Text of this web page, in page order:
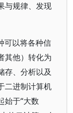
与规律、发现
可以将各种信
其他）转化为
存、分析以及
二进制计算机
始于“大数